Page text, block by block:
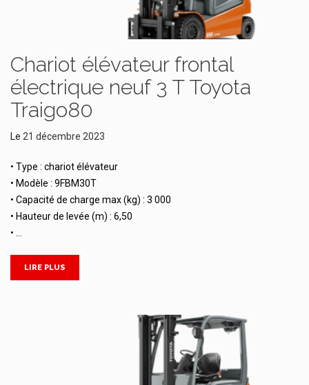
Chariot élévateur frontal
électrique neuf 3 T Toyota
Traigo80
Le 21 décembre 2023
• Type : chariot élévateur
• Modèle : 9FBM30T
• Capacité de charge max (kg) : 3 000
• Hauteur de levée (m) : 6,50
• …
LIRE PLUS